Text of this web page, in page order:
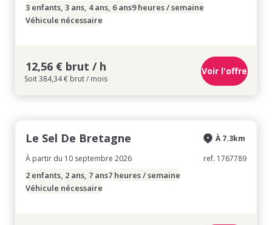
3 enfants, 3 ans, 4 ans, 6 ans9 heures / semaine
Véhicule nécessaire
12,56 € brut / h
Soit 384,34 € brut / mois
Voir l'offre
Le Sel De Bretagne
À partir du 10 septembre 2026
À 7.3km
ref. 1767789
2 enfants, 2 ans, 7 ans7 heures / semaine
Véhicule nécessaire